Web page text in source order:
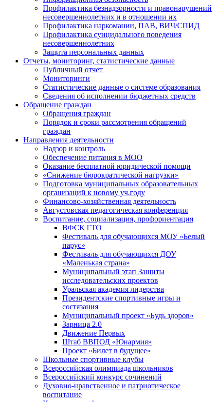
Профилактика безнадзорности и правонарушений
несовершеннолетних и в отношении их
Профилактика наркомании, ПАВ, ВИЧ/СПИД
Профилактика суицидального поведения
несовершеннолетних
Защита персональных данных
Отчеты, мониторинг, статистические данные
Публичный отчет
Мониторинги
Статистические данные о системе образования
Сведения об исполнении бюджетных средств
Обращение граждан
Обращения граждан
Порядок и сроки рассмотрения обращений
граждан
Направления деятельности
Надзор и контроль
Обеспечение питания в МОО
Оказание бесплатной юридической помощи
«Снижение бюрократической нагрузки»
Подготовка муниципальных образовательных
организаций к новому уч.году
Финансово-хозяйственная деятельность
Августовская педагогическая конференция
Воспитание, социализация, профориентация
ВФСК ГТО
Фестиваль для обучающихся МОУ «Белый
парус»
Фестиваль для обучающихся ДОУ
«Маленькая страна»
Муниципальный этап Защиты
исследовательских проектов
Уральская академия лидерства
Президентские спортивные игры и
состязания
Муниципальный проект «Будь здоров»
Зарница 2.0
Движение Первых
Штаб ВВПОД «Юнармия»
Проект «Билет в будущее»
Школьные спортивные клубы
Всероссийская олимпиада школьников
Всероссийский конкурс сочинений
Духовно-нравственное и патриотическое
воспитание